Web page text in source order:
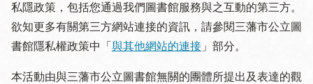
私隱政策，包括您通過我們圖書館服務與之互動的第三方。
欲知更多有關第三方網站連接的資訊，請參閱三藩市公立圖
書館隱私權政策中「 與其他網站的連接 」部分。
本活動由與三藩市公立圖書館無關的團體所提出及表達的觀